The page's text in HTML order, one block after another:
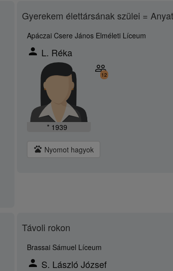
Gyerekem élettársának szülei =
Apáczai Csere János Elméleti Líceum
person L. Réka
* 1939
people_outline
12
pets Nyomot hagyok
Távoli rokon
Brassai Sámuel Líceum
person S. László József